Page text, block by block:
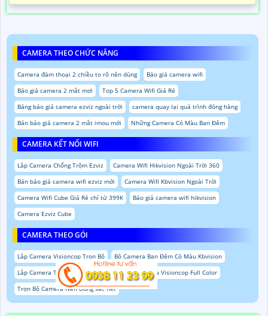
CAMERA THEO CHỨC NĂNG
Camera đàm thoại 2 chiều to rõ nên dùng
Báo giá camera wifi
Báo giá camera 2 mắt mơi
Top 5 Camera Wifi Giá Rẻ
Bảng báo giá camera ezviz ngoài trời
camera quay lại quá trình đóng hàng
Bản báo giá camera 2 mắt imou mới
Những Camera Có Màu Ban Đêm
CAMERA KẾT NỐI WIFI
Lắp Camera Chống Trộm Ezviz
Camera Wifi Hikvision Ngoài Trời 360
Bản báo giá camera wifi ezviz mới
Camera Wifi Kbvision Ngoài Trời
Camera Wifi Cube Giá Rẻ chỉ từ 399K
Báo giá camera wifi hikvision
Camera Ezviz Cube
CAMERA THEO GÓI
Lắp Camera Visioncop Trọn Bộ
Bộ Camera Ban Đêm Có Màu Kbvision
Lắp Camera Trọn Bộ Giá Rẻ sắc nét
Bộ Camera Visioncop Full Color
Trọn Bộ Camera Nên Dùng sắc nét